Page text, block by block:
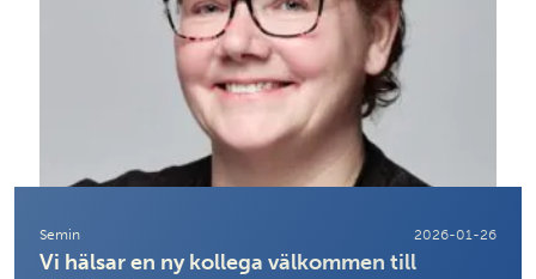
Semin 2026-01-26
Vi hälsar en ny kollega välkommen till